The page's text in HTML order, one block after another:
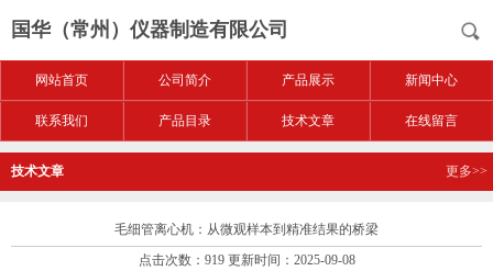
国华（常州）仪器制造有限公司
网站首页 公司简介 产品展示 新闻中心
联系我们 产品目录 技术文章 在线留言
技术文章 更多>>
毛细管离心机：从微观样本到精准结果的桥梁
点击次数：919 更新时间：2025-09-08